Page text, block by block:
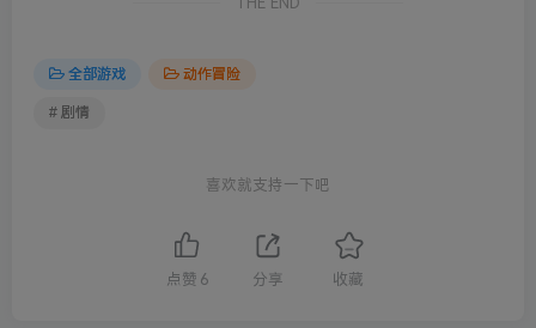
全部游戏 动作冒险
# 剧情
喜欢就支持一下吧
点赞 6 分享 收藏